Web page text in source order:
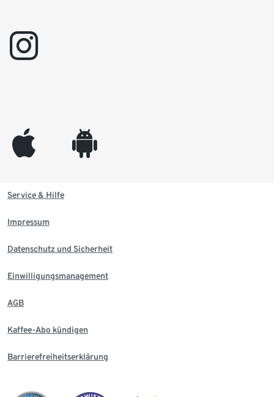
instagram
appleinc android
Service & Hilfe
Impressum
Datenschutz und Sicherheit
Einwilligungsmanagement
AGB
Kaffee-Abo kündigen
Barrierefreiheitserklärung